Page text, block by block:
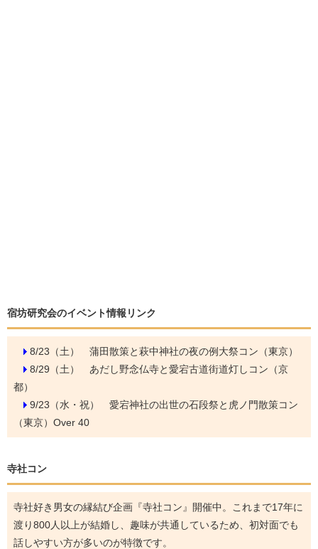
宿坊研究会のイベント情報リンク
8/23（土） 蒲田散策と萩中神社の夜の例大祭コン（東京）
8/29（土） あだし野念仏寺と愛宕古道街道灯しコン（京
都）
9/23（水・祝） 愛宕神社の出世の石段祭と虎ノ門散策コン
（東京）Over 40
寺社コン
寺社好き男女の縁結び企画『寺社コン』開催中。これまで17年に
渡り800人以上が結婚し、趣味が共通しているため、初対面でも
話しやすい方が多いのが特徴です。